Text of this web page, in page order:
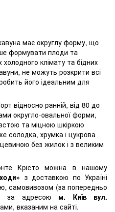
має округлу форму, що
формувати плоди та
клімату та бідних
не можуть розкрити всі
його ідеальним для
відносно ранній, від 80 до
округло-овальної форми,
та міцною шкіркою
солодка, хрумка і цукрова
без жилок і з великим
Крісто можна в нашому
з доставкою по Україні
самовивозом (за попередньо
за адресою м. Київ вул.
вказаним на сайті.